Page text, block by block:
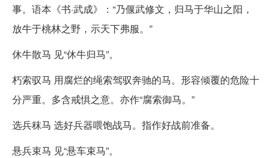
事。语本《书·武成》：“乃偃武修文，归马于华山之阳，
放牛于桃林之野，示天下弗服。”
休牛散马 见“休牛归马”。
朽索驭马 用腐烂的绳索驾驭奔驰的马。形容倾覆的危险十
分严重。多含戒惧之意。亦作“腐索御马。”
选兵秣马 选好兵器喂饱战马。指作好战前准备。
悬兵束马 见“悬车束马”。